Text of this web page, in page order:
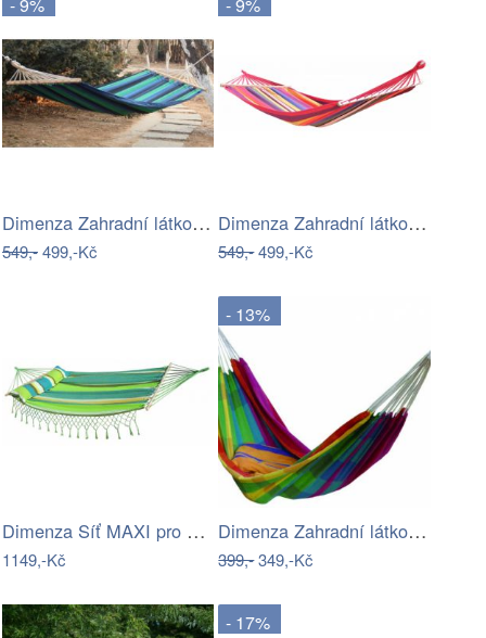
- 9%
Dimenza Zahradní látková houpací síť s…
549,-499,-Kč
- 9%
Dimenza Zahradní látková houpací síť s…
549,-499,-Kč
Dimenza Síť MAXI pro dvě osoby s pruhy …
1149,-Kč
- 13%
Dimenza Zahradní látková houpací síť -…
399,-349,-Kč
- 17%